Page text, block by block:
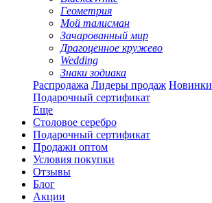
Геометрия
Мой талисман
Зачарованный мир
Драгоценное кружево
Wedding
Знаки зодиака
Распродажа Лидеры продаж Новинки
Подарочный сертификат
Еще
Столовое серебро
Подарочный сертификат
Продажи оптом
Условия покупки
Отзывы
Блог
Акции